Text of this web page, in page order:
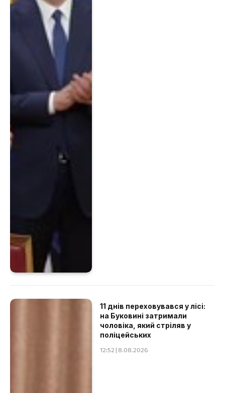
11 днів переховувався у лісі:
на Буковині затримали
чоловіка, який стріляв у
поліцейських
12:52 | 8.08.2026